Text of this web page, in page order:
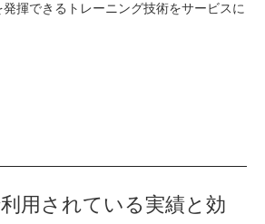
揮できるトレーニング技術をサービスに
用されている実績と効